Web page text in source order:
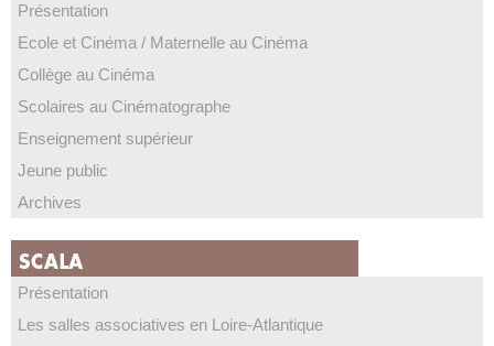
Présentation
Ecole et Cinéma / Maternelle au Cinéma
Collège au Cinéma
Scolaires au Cinématographe
Enseignement supérieur
Jeune public
Archives
Présentation
Les salles associatives en Loire-Atlantique